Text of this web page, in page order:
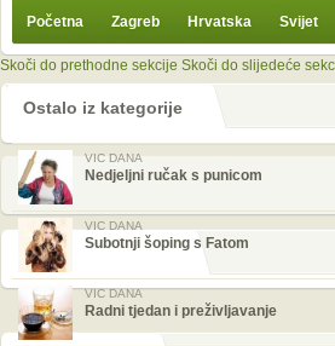
Početna Zagreb Hrvatska Svijet
Skoči do prethodne sekcije Skoči do slijedeće
Ostalo iz kategorije
VIC DANA
Nedjeljni ručak s punicom
VIC DANA
Subotnji šoping s Fatom
VIC DANA
Radni tjedan i preživljavanje